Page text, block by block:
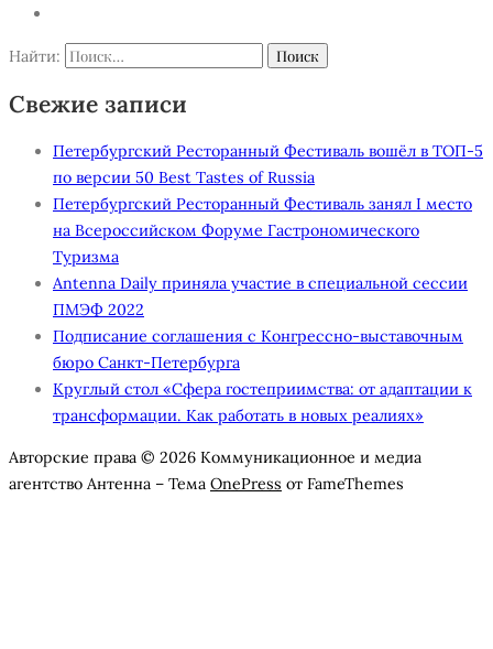
Найти:
Свежие записи
Петербургский Ресторанный Фестиваль вошёл в ТОП-5
по версии 50 Best Tastes of Russia
Петербургский Ресторанный Фестиваль занял I место
на Всероссийском Форуме Гастрономического
Туризма
Antenna Daily приняла участие в специальной сессии
ПМЭФ 2022
Подписание соглашения с Конгрессно-выставочным
бюро Санкт-Петербурга
Круглый стол «Сфера гостеприимства: от адаптации к
трансформации. Как работать в новых реалиях»
Авторские права © 2026 Коммуникационное и медиа
агентство Антенна – Тема OnePress от FameThemes